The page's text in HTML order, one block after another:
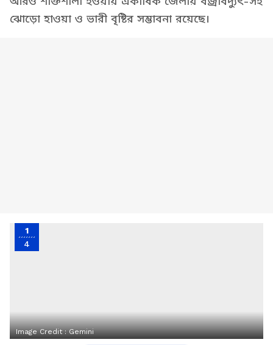
ঝোড়ো হাওয়া ও ভারী বৃষ্টির সম্ভাবনা রয়েছে।
1
4
Image Credit :Gemini